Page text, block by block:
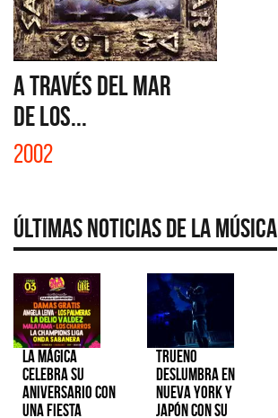
A TRAVÉS DEL MAR
DE LOS...
2002
Últimas Noticias de la Música
La Mágica
celebra su
aniversario con
una fiesta
TRUENO
deslumbra en
Nueva York y
Japón con su